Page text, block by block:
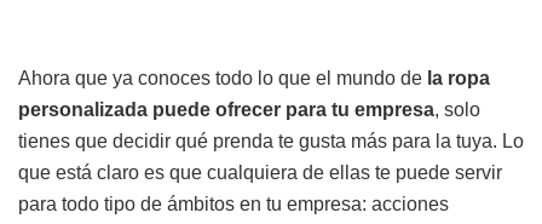
Ahora que ya conoces todo lo que el mundo de la ropa
personalizada puede ofrecer para tu empresa, solo
tienes que decidir qué prenda te gusta más para la tuya. Lo
que está claro es que cualquiera de ellas te puede servir
para todo tipo de ámbitos en tu empresa: acciones